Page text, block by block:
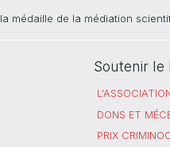
médaille de la médiation
Soutenir le
DONS ET
PRIX